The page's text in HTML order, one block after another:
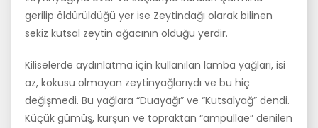
gerilip öldürüldüğü yer ise Zeytindağı olarak bilinen
sekiz kutsal zeytin ağacının olduğu yerdir.
Kiliselerde aydınlatma için kullanılan lamba yağları, isi
az, kokusu ol­mayan zeytinyağlarıydı ve bu hiç
değişmedi. Bu yağlara “Duayağı” ve “Kutsalyağ” dendi.
Küçük gümüş, kurşun ve topraktan “ampullae” deni­len